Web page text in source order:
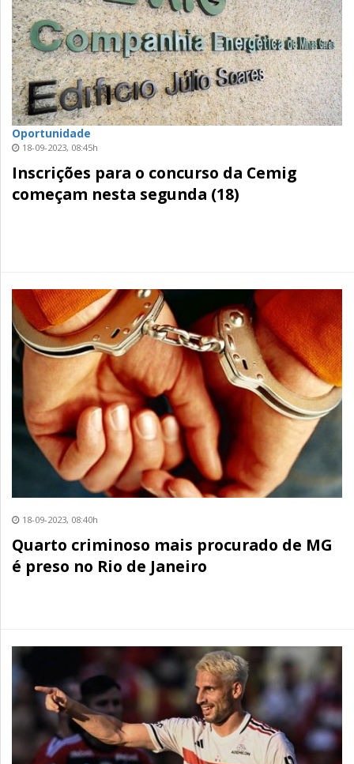
Oportunidade
18-09-2023, 08:45h
Inscrições para o concurso da Cemig
começam nesta segunda (18)
18-09-2023, 08:40h
Quarto criminoso mais procurado de MG
é preso no Rio de Janeiro